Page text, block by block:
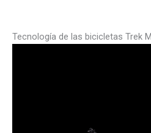
Tecnología de las bicicletas Trek